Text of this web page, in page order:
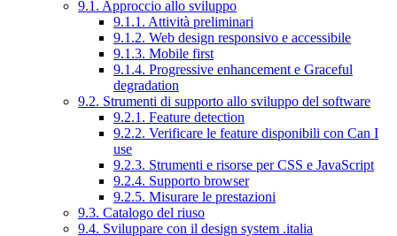
9.1. Approccio allo sviluppo
9.1.1. Attività preliminari
9.1.2. Web design responsivo e accessibile
9.1.3. Mobile first
9.1.4. Progressive enhancement e Graceful
degradation
9.2. Strumenti di supporto allo sviluppo del software
9.2.1. Feature detection
9.2.2. Verificare le feature disponibili con Can I
use
9.2.3. Strumenti e risorse per CSS e JavaScript
9.2.4. Supporto browser
9.2.5. Misurare le prestazioni
9.3. Catalogo del riuso
9.4. Sviluppare con il design system .italia